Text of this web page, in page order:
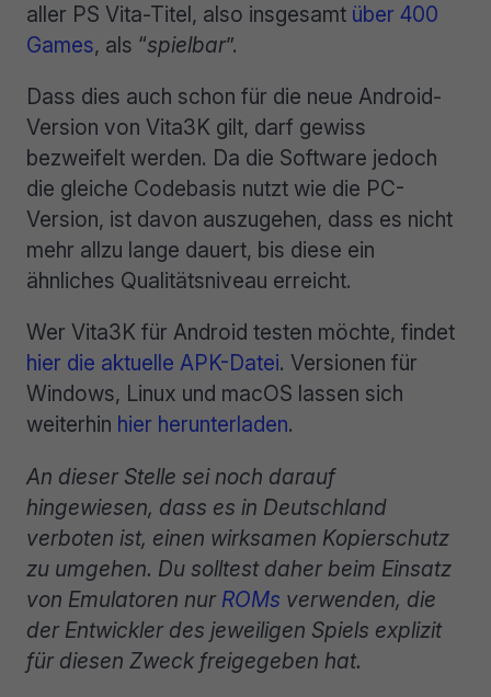
aller PS Vita-Titel, also insgesamt über 400
Games, als “spielbar”.
Dass dies auch schon für die neue Android-
Version von Vita3K gilt, darf gewiss
bezweifelt werden. Da die Software jedoch
die gleiche Codebasis nutzt wie die PC-
Version, ist davon auszugehen, dass es nicht
mehr allzu lange dauert, bis diese ein
ähnliches Qualitätsniveau erreicht.
Wer Vita3K für Android testen möchte, findet
hier die aktuelle APK-Datei. Versionen für
Windows, Linux und macOS lassen sich
weiterhin hier herunterladen.
An dieser Stelle sei noch darauf
hingewiesen, dass es in Deutschland
verboten ist, einen wirksamen Kopierschutz
zu umgehen. Du solltest daher beim Einsatz
von Emulatoren nur ROMs verwenden, die
der Entwickler des jeweiligen Spiels explizit
für diesen Zweck freigegeben hat.